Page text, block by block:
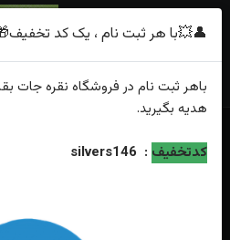
خانه فهرست محصولات
👤💥با هر ثبت نام ، یک کد
باهر ثبت نام در فروشگاه نقره جات
هدیه بگیرید.
کدتخفیف :
silvers146